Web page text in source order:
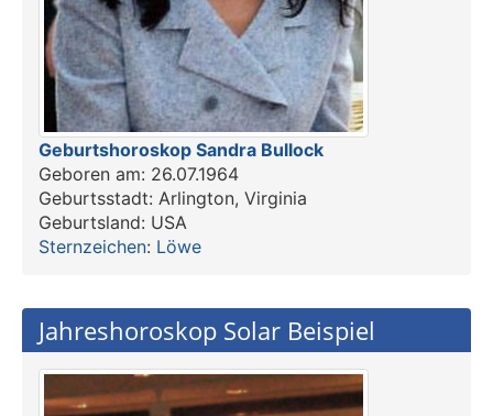
Geburtshoroskop Sandra Bullock
Geboren am: 26.07.1964
Geburtsstadt: Arlington, Virginia
Geburtsland: USA
Sternzeichen: Löwe
Jahreshoroskop Solar Beispiel